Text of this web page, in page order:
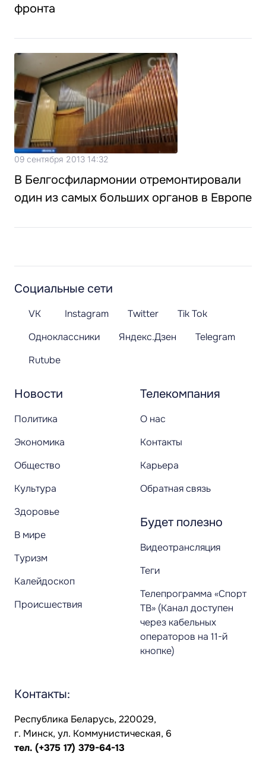
фронта
09 сентября 2013 14:32
В Белгосфилармонии отремонтировали
один из самых больших органов в Европе
Новости
Политика
Экономика
Общество
Культура
Здоровье
В мире
Туризм
Калейдоскоп
Происшествия
Телекомпания
О нас
Контакты
Карьера
Обратная связь
Будет полезно
Видеотрансляция
Теги
Телепрограмма «Спорт
ТВ» (Канал доступен
через кабельных
операторов на 11-й
кнопке)
Социальные сети
VK Instagram Twitter
Tik Tok
Одноклассники
Яндекс.Дзен
Telegram
Rutube
Контакты:
Республика Беларусь, 220029,
г. Минск, ул. Коммунистическая, 6
тел. (+375 17) 379-64-13